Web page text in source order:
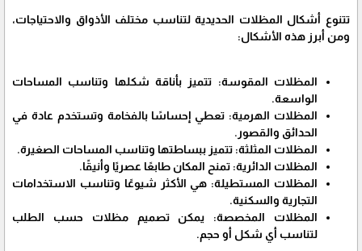
تتنوع أشكال المظلات الحديدية لتناسب مختلف الأذواق والاحتياجات،
ومن أبرز هذه الأشكال:
المظلات المقوسة: تتميز بأناقة شكلها وتناسب المساحات
الواسعة.
المظلات الهرمية: تعطي إحساسًا بالفخامة وتستخدم عادة في
الحدائق والقصور.
المظلات المثلثة: تتميز ببساطتها وتناسب المساحات الصغيرة.
المظلات الدائرية: تمنح المكان طابعًا عصريًا وأنيقًا.
المظلات المستطيلة: هي الأكثر شيوعًا وتناسب الاستخدامات
التجارية والسكنية.
المظلات المخصصة: يمكن تصميم مظلات حسب الطلب
لتناسب أي شكل أو حجم.